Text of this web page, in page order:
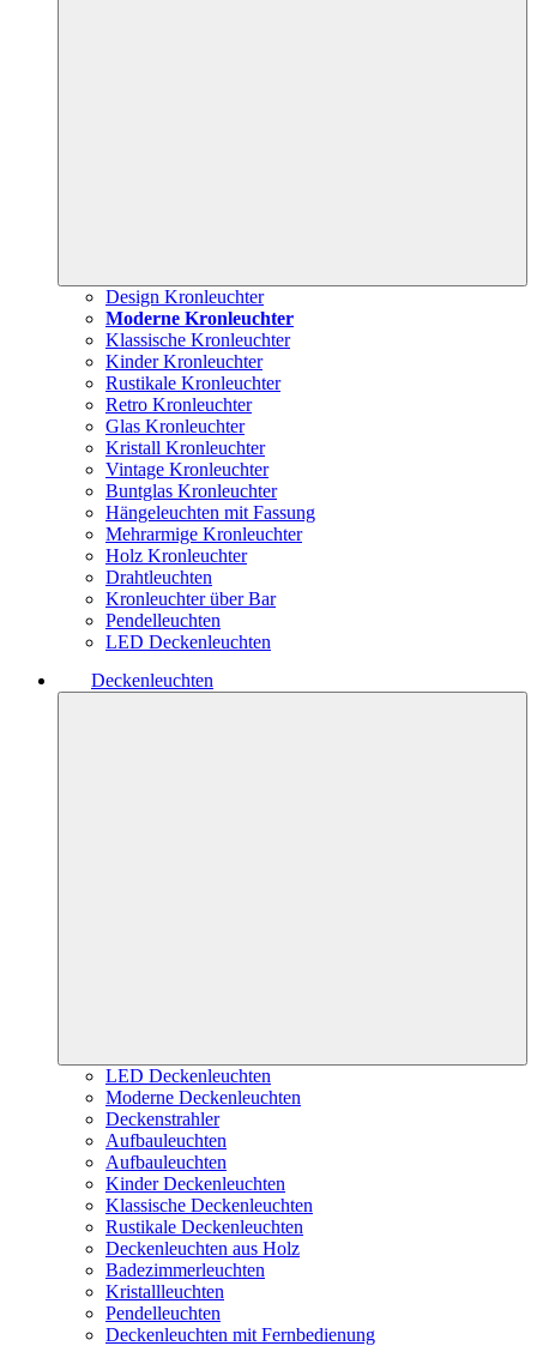
Design Kronleuchter
Moderne Kronleuchter
Klassische Kronleuchter
Kinder Kronleuchter
Rustikale Kronleuchter
Retro Kronleuchter
Glas Kronleuchter
Kristall Kronleuchter
Vintage Kronleuchter
Buntglas Kronleuchter
Hängeleuchten mit Fassung
Mehrarmige Kronleuchter
Holz Kronleuchter
Drahtleuchten
Kronleuchter über Bar
Pendelleuchten
LED Deckenleuchten
Deckenleuchten
LED Deckenleuchten
Moderne Deckenleuchten
Deckenstrahler
Aufbauleuchten
Aufbauleuchten
Kinder Deckenleuchten
Klassische Deckenleuchten
Rustikale Deckenleuchten
Deckenleuchten aus Holz
Badezimmerleuchten
Kristallleuchten
Pendelleuchten
Deckenleuchten mit Fernbedienung